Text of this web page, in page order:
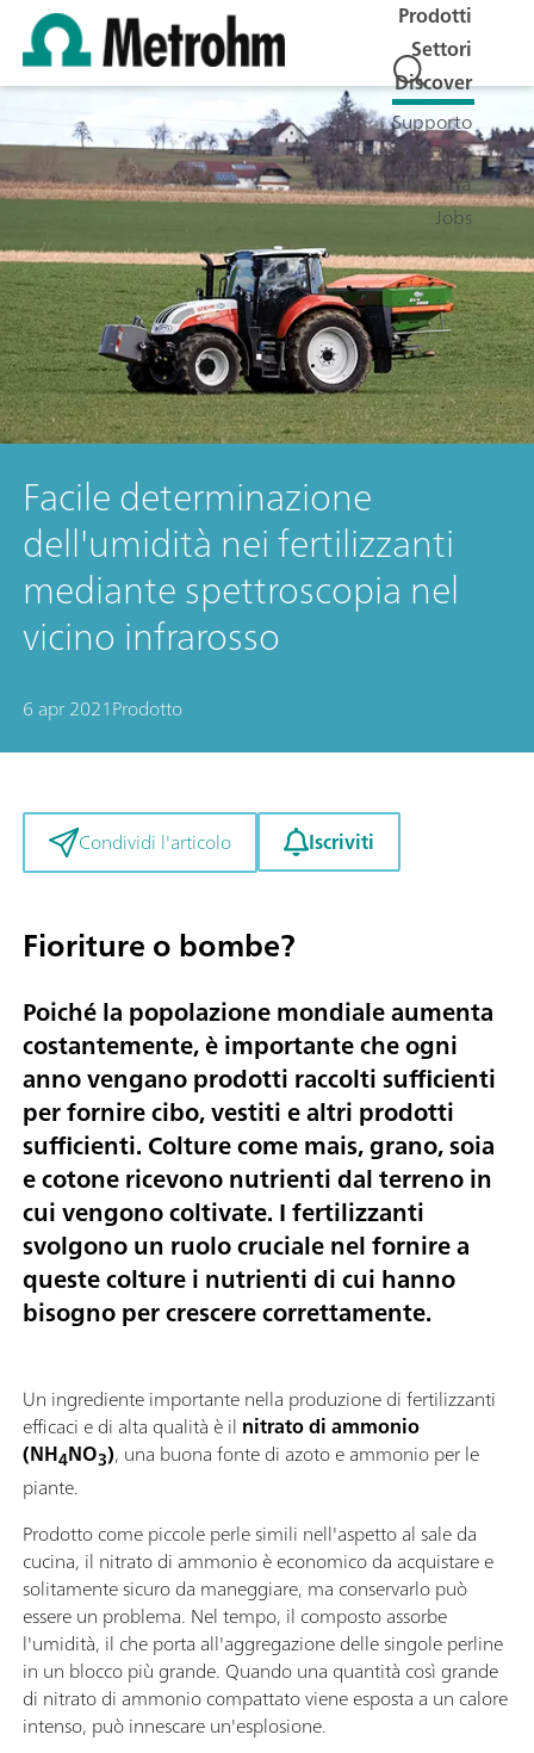
Prodotti
Settori
Discover
Supporto
& Service
Società
Jobs
Facile determinazione
dell'umidità nei fertilizzanti
mediante spettroscopia nel
vicino infrarosso
6 apr 2021Prodotto
Condividi l'articolo Iscriviti
Fioriture o bombe?
Poiché la popolazione mondiale aumenta
costantemente, è importante che ogni
anno vengano prodotti raccolti sufficienti
per fornire cibo, vestiti e altri prodotti
sufficienti. Colture come mais, grano, soia
e cotone ricevono nutrienti dal terreno in
cui vengono coltivate. I fertilizzanti
svolgono un ruolo cruciale nel fornire a
queste colture i nutrienti di cui hanno
bisogno per crescere correttamente.
Un ingrediente importante nella produzione di fertilizzanti
efficaci e di alta qualità è il nitrato di ammonio
(NH4NO3), una buona fonte di azoto e ammonio per le
piante.
Prodotto come piccole perle simili nell'aspetto al sale da
cucina, il nitrato di ammonio è economico da acquistare e
solitamente sicuro da maneggiare, ma conservarlo può
essere un problema. Nel tempo, il composto assorbe
l'umidità, il che porta all'aggregazione delle singole perline
in un blocco più grande. Quando una quantità così grande
di nitrato di ammonio compattato viene esposta a un calore
intenso, può innescare un'esplosione.